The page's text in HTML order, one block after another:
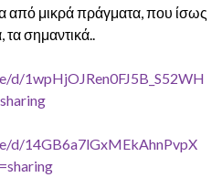
από μικρά πράγματα, που ίσως
τα σημαντικά..
1wpHjOJRen0FJ5B_S52WH
d/14GB6a7lGxMEkAhnPvpX